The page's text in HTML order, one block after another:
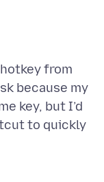
from
because my
key, but I’d
to quickly